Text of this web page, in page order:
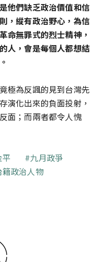
他們缺乏政治價值和信
，縱有政治野心，為信
命無罪式的烈士精神，
人，會是每個人都想結
極為反諷的見到台灣先
演化出來的負面投射，
面；而兩者都令人愧
平
九月政爭
籍政治人物